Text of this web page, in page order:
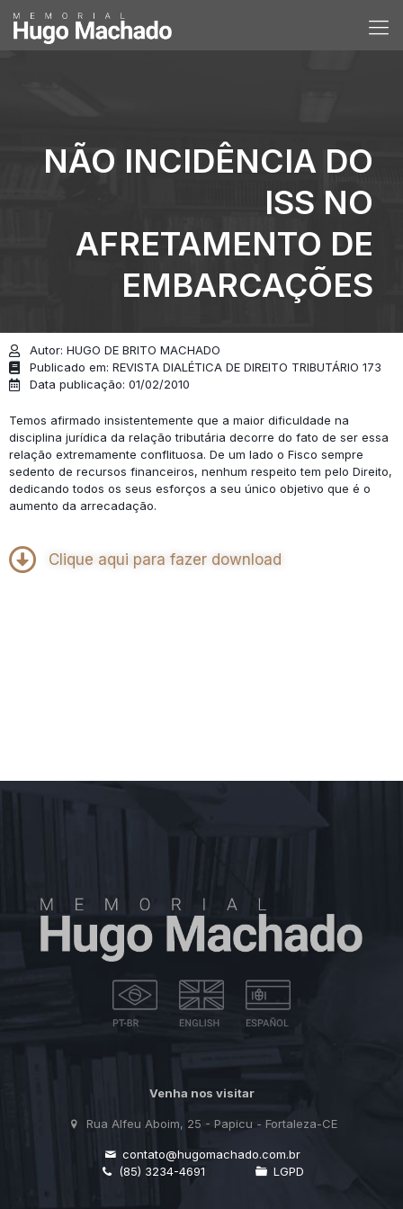
NÃO INCIDÊNCIA DO
ISS NO
AFRETAMENTO DE
EMBARCAÇÕES
Autor: HUGO DE BRITO MACHADO
Publicado em: REVISTA DIALÉTICA DE DIREITO TRIBUTÁRIO 173
Data publicação: 01/02/2010
Temos afirmado insistentemente que a maior dificuldade na
disciplina jurídica da relação tributária decorre do fato de ser essa
relação extremamente conflituosa. De um lado o Fisco sempre
sedento de recursos financeiros, nenhum respeito tem pelo Direito,
dedicando todos os seus esforços a seu único objetivo que é o
aumento da arrecadação.
Clique aqui para fazer download
Venha nos visitar
Rua Alfeu Aboim, 25 - Papicu - Fortaleza-CE
contato@hugomachado.com.br
(85) 3234-4691
LGPD